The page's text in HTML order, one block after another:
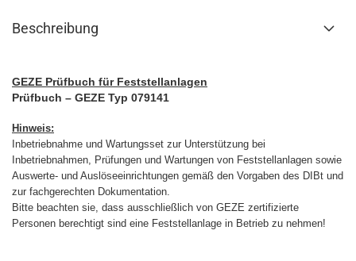
Beschreibung
GEZE Prüfbuch für Feststellanlagen
Prüfbuch – GEZE Typ 079141
Hinweis:
Inbetriebnahme und Wartungsset zur Unterstützung bei
Inbetriebnahmen, Prüfungen und Wartungen von Feststellanlagen sowie
Auswerte- und Auslöseeinrichtungen gemäß den Vorgaben des DIBt und
zur fachgerechten Dokumentation.
Bitte beachten sie, dass ausschließlich von GEZE zertifizierte
Personen berechtigt sind eine Feststellanlage in Betrieb zu nehmen!